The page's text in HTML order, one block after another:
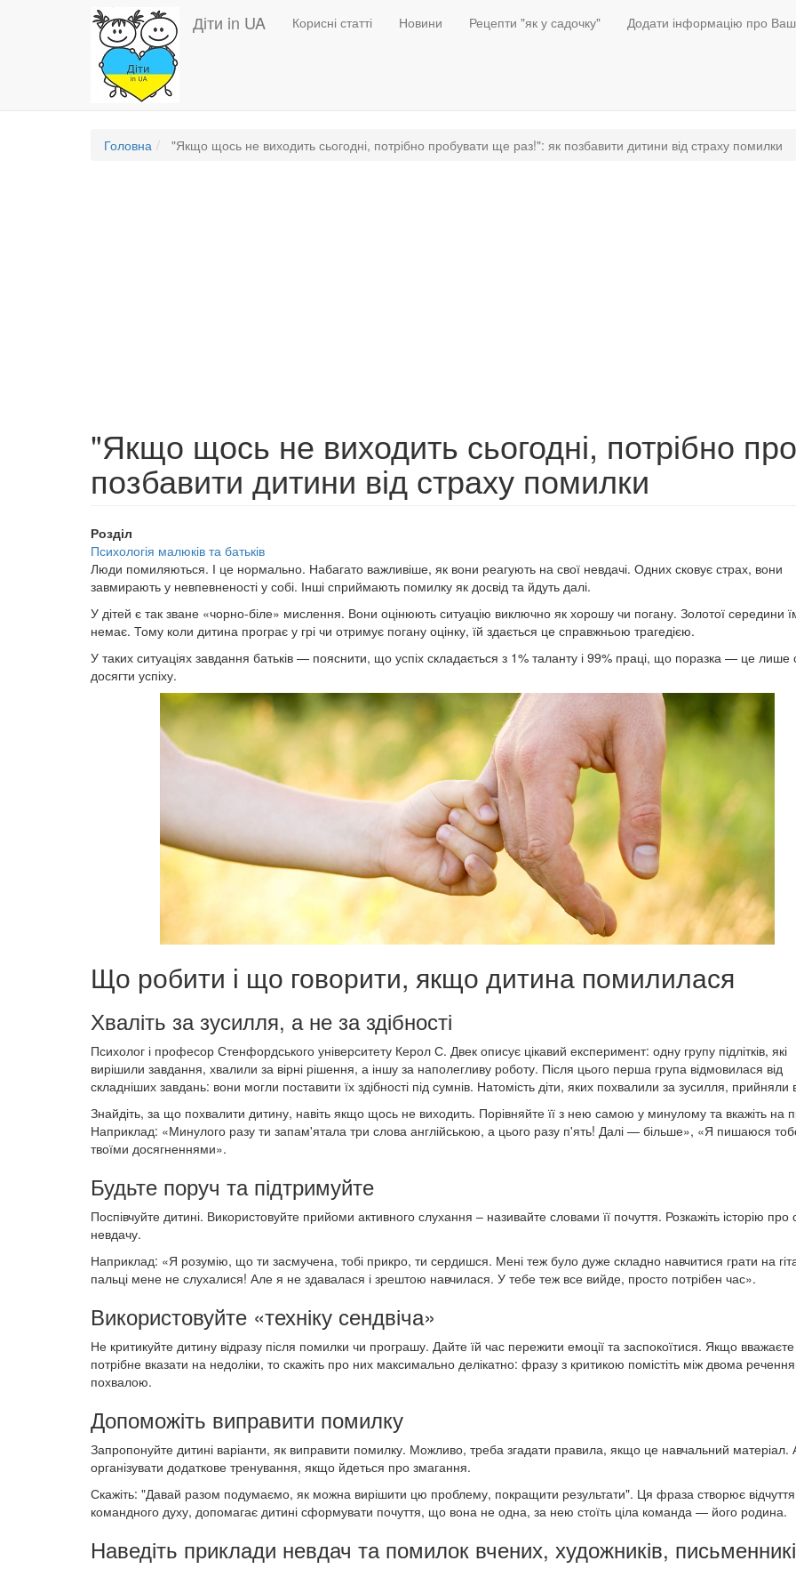
Діти in UA
Основная
навигация
Корисні статті Новини Рецепти "як у садочку" Додати інформацію про
Головна "Якщо щось не виходить сьогодні, потрібно пробувати ще раз!": як позбавити дитини від страху помилки
"Якщо щось не виходить сьогодні, потрібно
позбавити дитини від страху помилки
Розділ
Психологія малюків та батьків
Люди помиляються. І це нормально. Набагато важливіше, як вони реагують на свої невдачі. Одних сковує страх, вони
завмирають у невпевненості у собі. Інші сприймають помилку як досвід та йдуть далі.
У дітей є так зване «чорно-біле» мислення. Вони оцінюють ситуацію виключно як хорошу чи погану. Золотої середини
немає. Тому коли дитина програє у грі чи отримує погану оцінку, їй здається це справжньою трагедією.
У таких ситуаціях завдання батьків — пояснити, що успіх складається з 1% таланту і 99% праці, що поразка — це лише
досягти успіху.
Що робити і що говорити, якщо дитина помилилася
Хваліть за зусилля, а не за здібності
Психолог і професор Стенфордського університету Керол С. Двек описує цікавий експеримент: одну групу підлітків, які
вирішили завдання, хвалили за вірні рішення, а іншу за наполегливу роботу. Після цього перша група відмовилася від
складніших завдань: вони могли поставити їх здібності під сумнів. Натомість діти, яких похвалили за зусилля, прийняли
Знайдіть, за що похвалити дитину, навіть якщо щось не виходить. Порівняйте її з нею самою у минулому та вкажіть на
Наприклад: «Минулого разу ти запам'ятала три слова англійською, а цього разу п'ять! Далі — більше», «Я пишаюся
твоїми досягненнями».
Будьте поруч та підтримуйте
Поспівчуйте дитині. Використовуйте прийоми активного слухання – називайте словами її почуття. Розкажіть історію про
невдачу.
Наприклад: «Я розумію, що ти засмучена, тобі прикро, ти сердишся. Мені теж було дуже складно навчитися грати на
пальці мене не слухалися! Але я не здавалася і зрештою навчилася. У тебе теж все вийде, просто потрібен час».
Використовуйте «техніку сендвіча»
Не критикуйте дитину відразу після помилки чи програшу. Дайте їй час пережити емоції та заспокоїтися. Якщо
потрібне вказати на недоліки, то скажіть про них максимально делікатно: фразу з критикою помістіть між двома
похвалою.
Допоможіть виправити помилку
Запропонуйте дитині варіанти, як виправити помилку. Можливо, треба згадати правила, якщо це навчальний матеріал.
організувати додаткове тренування, якщо йдеться про змагання.
Скажіть: "Давай разом подумаємо, як можна вирішити цю проблему, покращити результати". Ця фраза створює відчуття
командного духу, допомагає дитині сформувати почуття, що вона не одна, за нею стоїть ціла команда — його родина.
Наведіть приклади невдач та помилок вчених, художників,